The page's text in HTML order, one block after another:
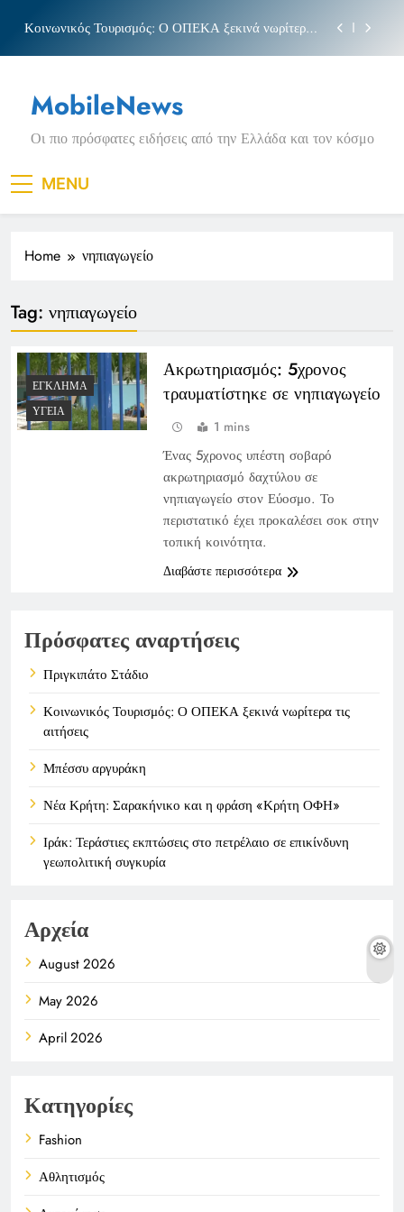
content
Κοινωνικός Τουρισμός: Ο ΟΠΕΚΑ ξεκινά νωρίτερα
Νέα Κρήτη: Σαρακήνικο και η φράση «Κρήτη
ΟΦΗ»
Πριγκιπάτο Στάδιο
Κοινωνικός Τουρισμός: Ο ΟΠΕΚΑ ξεκινά νωρίτερα
τις αιτήσεις
Μπέσσυ αργυράκη
Νέα Κρήτη: Σαρακήνικο και η φράση «Κρήτη
MobileNews
Οι πιο πρόσφατες ειδήσεις από την Ελλάδα και τον κόσμο
MENU
Home νηπιαγωγείο
Tag: νηπιαγωγείο
ΈΓΚΛΗΜΑ
ΥΓΕΊΑ
Ακρωτηριασμός: 5χρονος
τραυματίστηκε σε νηπιαγωγείο
1 mins
Ένας 5χρονος υπέστη σοβαρό
ακρωτηριασμό δαχτύλου σε
νηπιαγωγείο στον Εύοσμο. Το
περιστατικό έχει προκαλέσει σοκ στην
τοπική κοινότητα.
Διαβάστε περισσότερα
Πρόσφατες αναρτήσεις
Πριγκιπάτο Στάδιο
Κοινωνικός Τουρισμός: Ο ΟΠΕΚΑ ξεκινά νωρίτερα τις
αιτήσεις
Μπέσσυ αργυράκη
Νέα Κρήτη: Σαρακήνικο και η φράση «Κρήτη ΟΦΗ»
Ιράκ: Τεράστιες εκπτώσεις στο πετρέλαιο σε επικίνδυνη
γεωπολιτική συγκυρία
Αρχεία
August 2026
May 2026
April 2026
Κατηγορίες
Fashion
Αθλητισμός